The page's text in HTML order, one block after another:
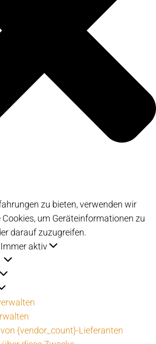
zu bieten, verwenden wir
um Geräteinformationen zu
darauf zuzugreifen.
Funktionell
Immer aktiv
Preferences
Statistiken
{vendor_count}-Lieferanten